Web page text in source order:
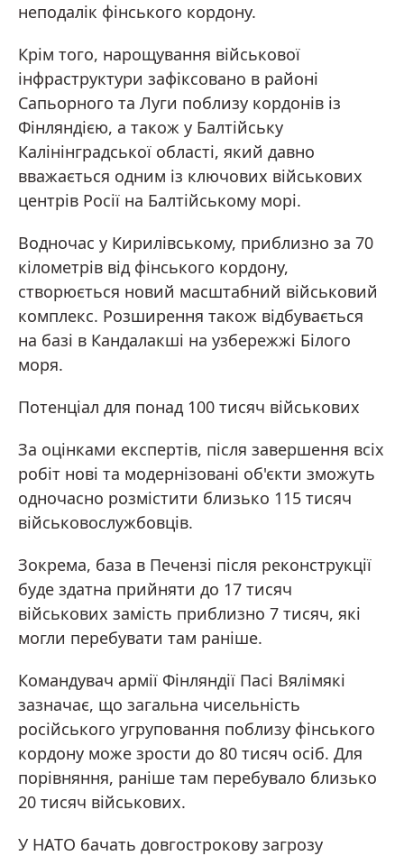
неподалік фінського кордону.
Крім того, нарощування військової
інфраструктури зафіксовано в районі
Сапьорного та Луги поблизу кордонів із
Фінляндією, а також у Балтійську
Калінінградської області, який давно
вважається одним із ключових військових
центрів Росії на Балтійському морі.
Водночас у Кирилівському, приблизно за 70
кілометрів від фінського кордону,
створюється новий масштабний військовий
комплекс. Розширення також відбувається
на базі в Кандалакші на узбережжі Білого
моря.
Потенціал для понад 100 тисяч військових
За оцінками експертів, після завершення всіх
робіт нові та модернізовані об'єкти зможуть
одночасно розмістити близько 115 тисяч
військовослужбовців.
Зокрема, база в Печензі після реконструкції
буде здатна прийняти до 17 тисяч
військових замість приблизно 7 тисяч, які
могли перебувати там раніше.
Командувач армії Фінляндії Пасі Вялімякі
зазначає, що загальна чисельність
російського угруповання поблизу фінського
кордону може зрости до 80 тисяч осіб. Для
порівняння, раніше там перебувало близько
20 тисяч військових.
У НАТО бачать довгострокову загрозу